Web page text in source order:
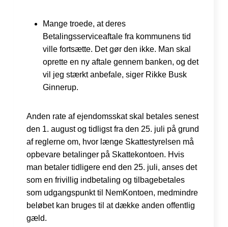
Mange troede, at deres
Betalingsserviceaftale fra kommunens tid
ville fortsætte. Det gør den ikke. Man skal
oprette en ny aftale gennem banken, og det
vil jeg stærkt anbefale, siger Rikke Busk
Ginnerup.
Anden rate af ejendomsskat skal betales senest
den 1. august og tidligst fra den 25. juli på grund
af reglerne om, hvor længe Skattestyrelsen må
opbevare betalinger på Skattekontoen. Hvis
man betaler tidligere end den 25. juli, anses det
som en frivillig indbetaling og tilbagebetales
som udgangspunkt til NemKontoen, medmindre
beløbet kan bruges til at dække anden offentlig
gæld.